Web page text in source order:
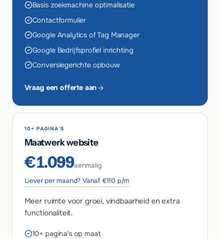
Basis zoekmachine optimalisatie
Contactformulier
Google Analytics of Tag Manager
Google Bedrijfsprofiel inrichting
Conversiegerichte opbouw
Vraag een offerte aan
10+ PAGINA'S
Maatwerk website
€1.099eenmalig
Liever per maand? Vanaf €110 p/m
Meer ruimte voor groei, vindbaarheid en extra
functionaliteit.
10+ pagina's op maat